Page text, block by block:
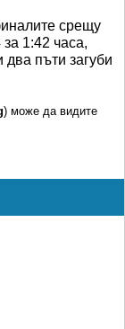
срещу
1:42 часа,
пъти загуби
) може да видите